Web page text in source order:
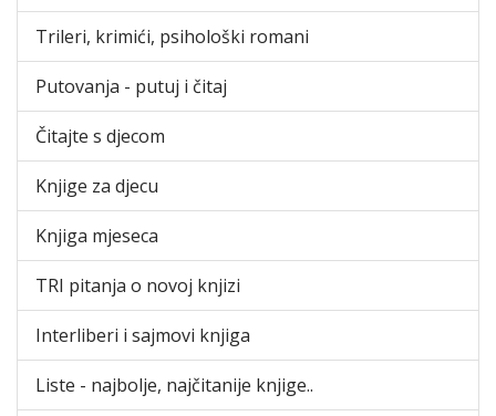
Trileri, krimići, psihološki romani
Putovanja - putuj i čitaj
Čitajte s djecom
Knjige za djecu
Knjiga mjeseca
TRI pitanja o novoj knjizi
Interliberi i sajmovi knjiga
Liste - najbolje, najčitanije knjige..